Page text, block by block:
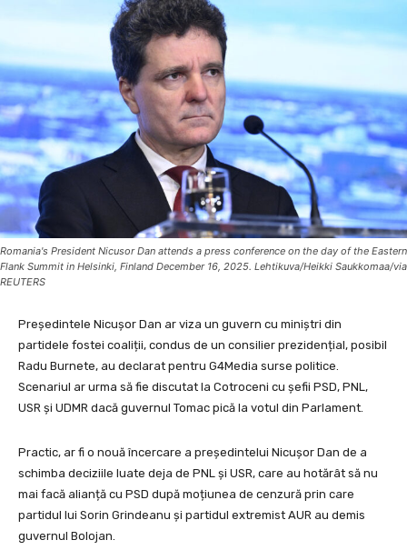
Romania's President Nicusor Dan attends a press conference on the day of the Eastern
Flank Summit in Helsinki, Finland December 16, 2025. Lehtikuva/Heikki Saukkomaa/via
REUTERS
Președintele Nicușor Dan ar viza un guvern cu miniștri din
partidele fostei coaliții, condus de un consilier prezidențial, posibil
Radu Burnete, au declarat pentru G4Media surse politice.
Scenariul ar urma să fie discutat la Cotroceni cu șefii PSD, PNL,
USR și UDMR dacă guvernul Tomac pică la votul din Parlament.
Practic, ar fi o nouă încercare a președintelui Nicușor Dan de a
schimba deciziile luate deja de PNL și USR, care au hotărât să nu
mai facă alianță cu PSD după moțiunea de cenzură prin care
partidul lui Sorin Grindeanu și partidul extremist AUR au demis
guvernul Bolojan.